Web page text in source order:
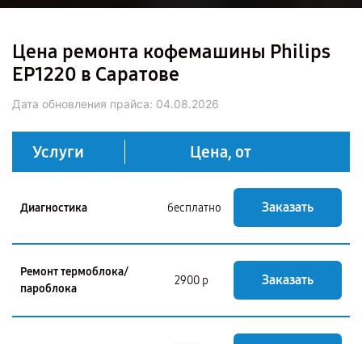
Цена ремонта кофемашины Philips
EP1220 в Саратове
Дата обновления прайса: 04.08.2026
Услуги Цена, от
Диагностика бесплатно Заказать
Ремонт термоблока/
пароблока
2900 р Заказать